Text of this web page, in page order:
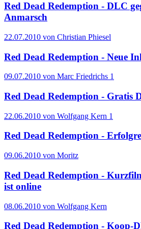
Red Dead Redemption - DLC
Anmarsch
22.07.2010 von Christian Phiesel
Red Dead Redemption - Neue
09.07.2010 von Marc Friedrichs 1
Red Dead Redemption - Gratis
22.06.2010 von Wolfgang Kern 1
Red Dead Redemption -
09.06.2010 von Moritz
Red Dead Redemption -
ist online
08.06.2010 von Wolfgang Kern
Red Dead Redemption - Koop-